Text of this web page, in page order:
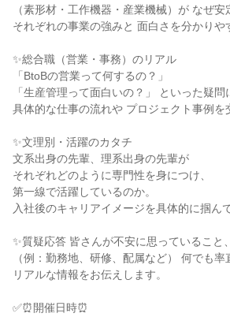
（素形材・工作機器・産業機械）が なぜ安
それぞれの事業の強みと 面白さを分かりや
✨総合職（営業・事務）のリアル
「BtoBの営業って何するの？」
「生産管理って面白いの？」 といった疑問
具体的な仕事の流れや プロジェクト事例を
✨文理別・活躍のカタチ
文系出身の先輩、理系出身の先輩が
それぞれどのように専門性を身につけ、
第一線で活躍しているのか。
入社後のキャリアイメージを具体的に掴ん
✨質疑応答 皆さんが不安に思っていること、
（例：勤務地、研修、配属など） 何でも率
リアルな情報をお伝えします。
✅⏰開催日時⏰